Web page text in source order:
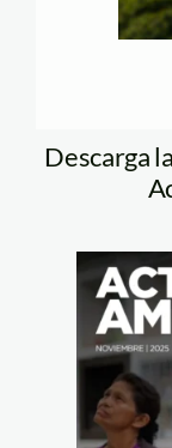
Descarga